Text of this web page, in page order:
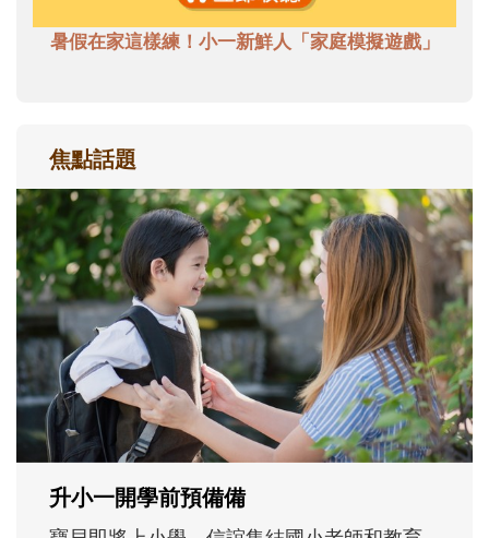
暑假在家這樣練！小一新鮮人「家庭模擬遊戲」
焦點話題
和孩子一起長大的那個男人│讀懂父親的
不同模樣
沒有人天生就擅長當爸爸！男人總是在一次
次「前所未有」的體驗中，跟著孩子一起長
大。從給予安全感的肢體遊戲，到獨立自
主、角色認同及解決問題的能力養成。爸爸
正嘗試用不同的模樣，參與孩子每個重要的